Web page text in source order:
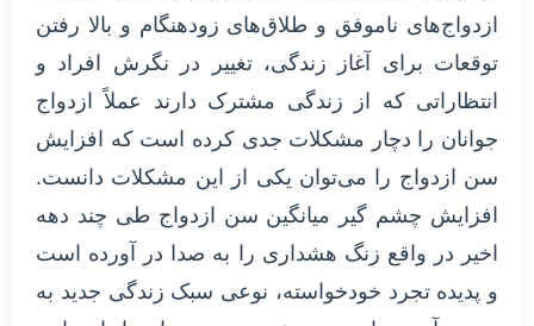
ازدواج‌های ناموفق و طلاق‌های زودهنگام و بالا رفتن
توقعات برای آغاز زندگی، تغییر در نگرش افراد و
انتظاراتی که از زندگی مشترک دارند عملاً ازدواج
جوانان را دچار مشکلات جدی کرده است که افزایش
سن ازدواج را می‌توان یکی از این مشکلات دانست.
افزایش چشم گیر میانگین سن ازدواج طی چند دهه
اخیر در واقع زنگ هشداری را به صدا در آورده است
و پدیده تجرد خودخواسته، نوعی سبک زندگی جدید به